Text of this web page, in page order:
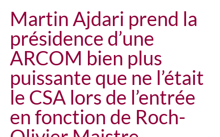
Martin Ajdari prend la
présidence d’une
ARCOM bien plus
puissante que ne l’était
le CSA lors de l’entrée
en fonction de Roch-